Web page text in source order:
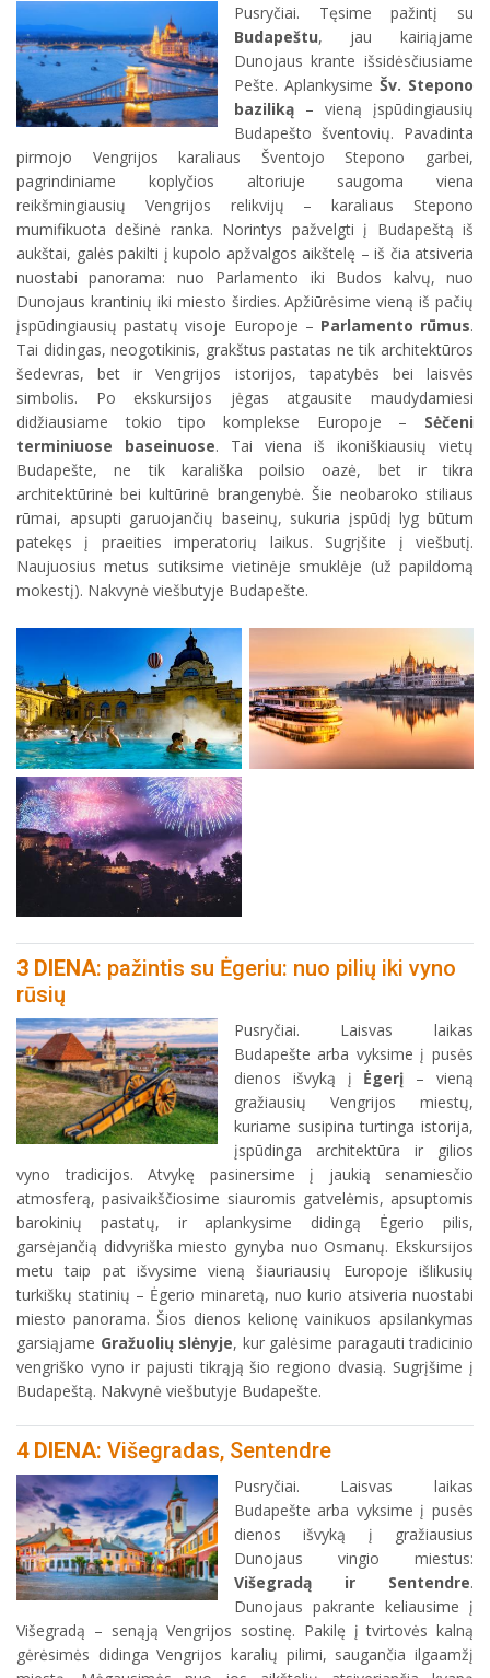
Pusryčiai. Tęsime pažintį su
Budapeštu, jau kairiąjame
Dunojaus krante išsidėsčiusiame
Pešte. Aplankysime Šv. Stepono
baziliką– vieną įspūdingiausių
Budapešto šventovių. Pavadinta
pirmojo Vengrijos karaliaus Šventojo Stepono garbei,
pagrindiniame koplyčios altoriuje saugoma viena
reikšmingiausių Vengrijos relikvijų – karaliaus Stepono
mumifikuota dešinė ranka. Norintys pažvelgti į Budapeštą iš
aukštai, galės pakilti į kupolo apžvalgos aikštelę – iš čia atsiveria
nuostabi panorama: nuo Parlamento iki Budos kalvų, nuo
Dunojaus krantinių iki miesto širdies. Apžiūrėsime vieną iš pačių
įspūdingiausių pastatų visoje Europoje – Parlamento rūmus.
Tai didingas, neogotikinis, grakštus pastatas ne tik architektūros
šedevras, bet ir Vengrijos istorijos, tapatybės bei laisvės
simbolis. Po ekskursijos jėgas atgausite maudydamiesi
didžiausiame tokio tipo komplekse Europoje – Sėčeni
terminiuose baseinuose. Tai viena iš ikoniškiausių vietų
Budapešte, ne tik karališka poilsio oazė, bet ir tikra
architektūrinė bei kultūrinė brangenybė. Šie neobaroko stiliaus
rūmai, apsupti garuojančių baseinų, sukuria įspūdį lyg būtum
patekęs į praeities imperatorių laikus. Sugrįšite į viešbutį.
Naujuosius metus sutiksime vietinėje smuklėje (už papildomą
mokestį). Nakvynė viešbutyje Budapešte.
3 DIENA: pažintis su Ėgeriu: nuo pilių iki vyno
rūsių
Pusryčiai. Laisvas laikas
Budapešte arba vyksime į pusės
dienos išvyką į Ėgerį – vieną
gražiausių Vengrijos miestų,
kuriame susipina turtinga istorija,
įspūdinga architektūra ir gilios
vyno tradicijos. Atvykę pasinersime į jaukią senamiesčio
atmosferą, pasivaikščiosime siauromis gatvelėmis, apsuptomis
barokinių pastatų, ir aplankysime didingą Ėgerio pilis,
garsėjančią didvyriška miesto gynyba nuo Osmanų. Ekskursijos
metu taip pat išvysime vieną šiauriausių Europoje išlikusių
turkiškų statinių – Ėgerio minaretą, nuo kurio atsiveria nuostabi
miesto panorama. Šios dienos kelionę vainikuos apsilankymas
garsiąjame Gražuolių slėnyje, kur galėsime paragauti tradicinio
vengriško vyno ir pajusti tikrąją šio regiono dvasią. Sugrįšime į
Budapeštą. Nakvynė viešbutyje Budapešte.
4 DIENA: Višegradas, Sentendre
Pusryčiai. Laisvas laikas
Budapešte arba vyksime į pusės
dienos išvyką į gražiausius
Dunojaus vingio miestus:
Višegradą ir Sentendre.
Dunojaus pakrante keliausime į
Višegradą – senąją Vengrijos sostinę. Pakilę į tvirtovės kalną
gėrėsimės didinga Vengrijos karalių pilimi, saugančia ilgaamžį